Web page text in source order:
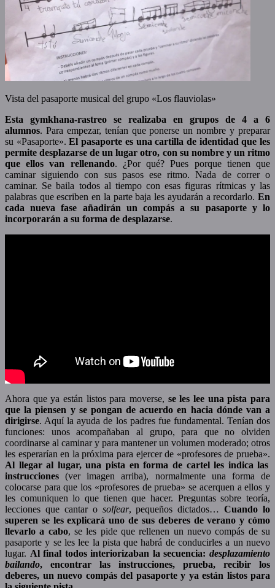
Vista del pasaporte musical del grupo «Los flauviolas»
Esta gymkhana-rastreo se realizaba en grupos de 4 a 6
alumnos. Para empezar, tenían que ponerse un nombre y preparar
su «Pasaporte».El pasaporte es una cartilla de identidad que les
permite desplazarse de un lugar otro, con su nombre y un ritmo
que ellos van rellenando. ¿Por qué? Pues porque tienen que
caminar siguiendo con sus pasos ese ritmo. Nada de correr o
caminar. Se baila todos al tiempo con esas figuras rítmicas y las
palabras que escriben en la parte baja les ayudarán a recordarlo. En
cada nueva fase añadirán un compás a su pasaporte y lo
incorporarán a su forma de desplazarse.
Ahora que ya están listos para moverse, se les lee una pista para
que la piensen y se pongan de acuerdo en hacia dónde van a
dirigirse. Aquí la ayuda de los padres fue fundamental. Tenían dos
funciones: unos acompañaban al grupo, para que no olviden
coordinarse al caminar y para mantener un volumen moderado; otros
les esperarían en la próxima para ejercer de «profesores de prueba».
Al llegar al lugar, una pista en forma de cartel les indica las
instrucciones (ver imagen arriba), normalmente una forma de
colocarse para que los «profesores de prueba» se acerquen a ellos y
les comuniquen lo que tienen que hacer. Preguntas sobre teoría,
lecciones que cantar o solfear, pequeños dictados…Cuando lo
superen se les explicará uno de sus deberes de verano y cómo
llevarlo a cabo, se les pide que rellenen un nuevo compás de su
pasaporte y se les lee la pista que habrá de conducirles a un nuevo
lugar. Al final todos interiorizaban la secuencia:desplazamiento
bailando, encontrar las instrucciones, prueba, recibir los
deberes, un nuevo compás del pasaporte y ya están listos para